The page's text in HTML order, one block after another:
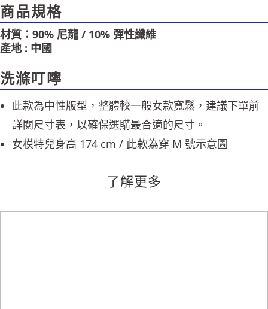
４．使用「AFTEE先享後付」時，將依據個別帳號之用戶狀況，依本公司即
時審查核予不同之上限額度；若仍有額度不足之情形，本公司將視審查結果
請求用戶進行身份認證。
５．嚴禁一人註冊多個帳號或使用他人資訊註冊。若發現惡意使用之情形，
恩沛科技股份有限公司將有權停止該用戶之使用額度並採取法律行動。
商品規格
材質：90% 尼龍 / 10% 彈性纖維
產地 : 中國
洗滌叮嚀
此款為中性版型，整體較一般女款寬鬆，建議下單前
詳閱尺寸表，以確保選購最合適的尺寸。
女模特兒身高 174 cm / 此款為穿 M 號示意圖
了解更多